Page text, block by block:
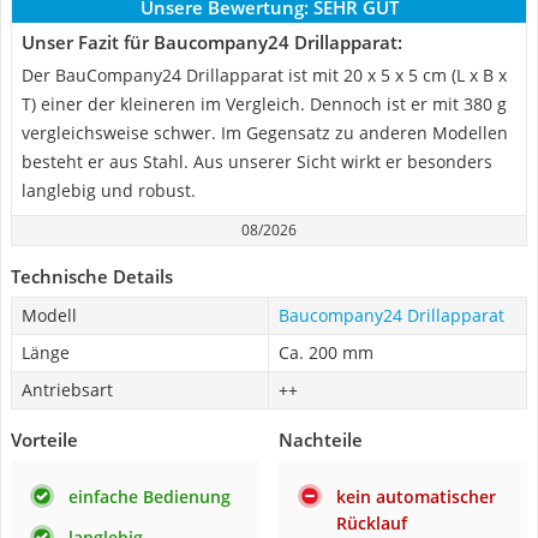
Unsere Bewertung: SEHR GUT
Unser Fazit für Baucompany24 Drillapparat:
Der BauCompany24 Drillapparat ist mit 20 x 5 x 5 cm (L x B x
T) einer der kleineren im Vergleich. Dennoch ist er mit 380 g
vergleichsweise schwer. Im Gegensatz zu anderen Modellen
besteht er aus Stahl. Aus unserer Sicht wirkt er besonders
langlebig und robust.
08/2026
Technische Details
Modell
Baucompany24 Drillapparat
Länge
Ca. 200 mm
Antriebsart
++
Vorteile
einfache Bedienung
Nachteile
kein automatischer
Rücklauf